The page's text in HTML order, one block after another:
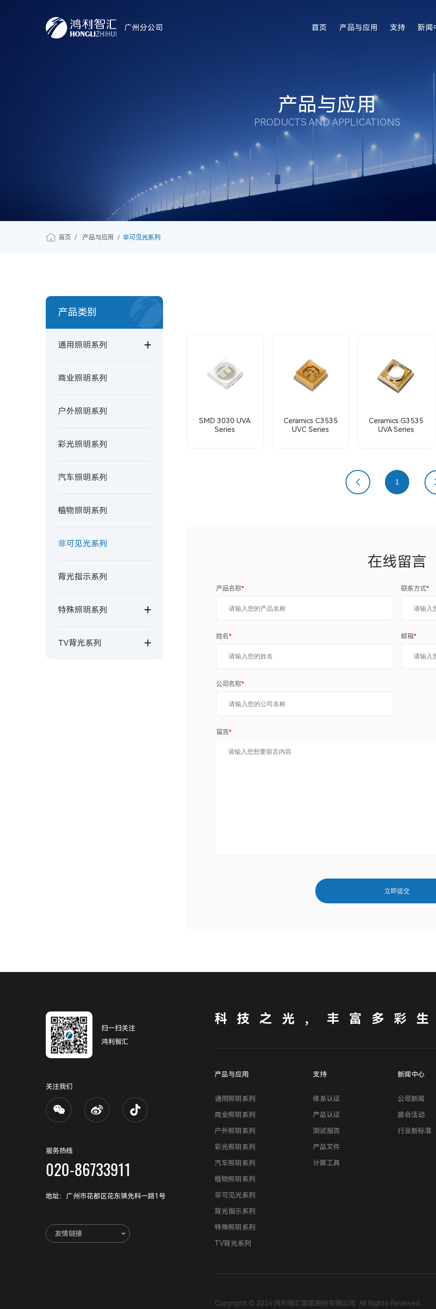
广州分公司 首页 产品与应用 支持 新闻
产品与应用
PRODUCTS AND APPLICATIONS
首页 产品与应用 非可见光系列
产品类别
通用照明系列
商业照明系列
户外照明系列
彩光照明系列
汽车照明系列
植物照明系列
非可见光系列
背光指示系列
特殊照明系列
TV背光系列
SMD 3030 UVA
Series
Ceramics C3535
UVC Series
Ceramics G3535
UVA Series
上一页 1 下
在线留言
产品名称* 联系方式*
姓名* 邮箱*
公司名称*
留言*
立即提交
扫一扫关注
鸿利智汇
关注我们
服务热线
020-86733911
地址：广州市花都区花东镇先科一路1号
友情链接
科技之光，丰富多彩
产品与应用
通用照明系列
商业照明系列
户外照明系列
彩光照明系列
汽车照明系列
植物照明系列
非可见光系列
背光指示系列
特殊照明系列
TV背光系列
支持
体系认证
产品认证
测试报告
产品文件
计算工具
新闻中心
公司新闻
展会活动
行业新标准
Copyright © 2024 鸿利智汇集团股份有限公司. All Rights Reserved.